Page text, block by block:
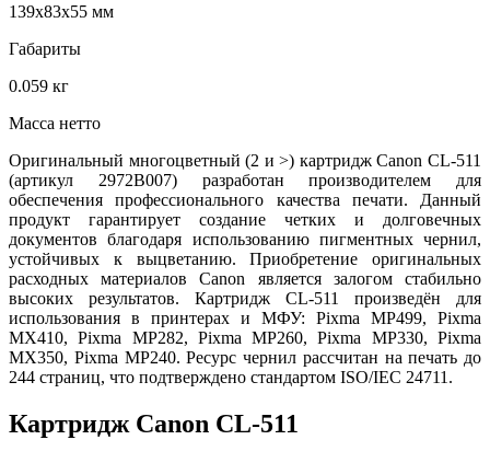
139x83x55 мм
Габариты
0.059 кг
Масса нетто
Оригинальный многоцветный (2 и >) картридж Canon CL-511
(артикул 2972B007) разработан производителем для
обеспечения профессионального качества печати. Данный
продукт гарантирует создание четких и долговечных
документов благодаря использованию пигментных чернил,
устойчивых к выцветанию. Приобретение оригинальных
расходных материалов Canon является залогом стабильно
высоких результатов. Картридж CL-511 произведён для
использования в принтерах и МФУ: Pixma MP499, Pixma
MX410, Pixma MP282, Pixma MP260, Pixma MP330, Pixma
MX350, Pixma MP240. Ресурс чернил рассчитан на печать до
244 страниц, что подтверждено стандартом ISO/IEC 24711.
Картридж Canon CL-511